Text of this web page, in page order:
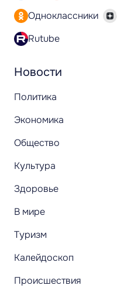
Новости
Политика
Экономика
Общество
Культура
Здоровье
В мире
Туризм
Калейдоскоп
Происшествия
Одноклассники
Rutube